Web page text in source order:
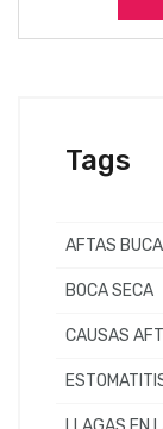
Tags
AFTAS
BOCA SECA
CAUSAS